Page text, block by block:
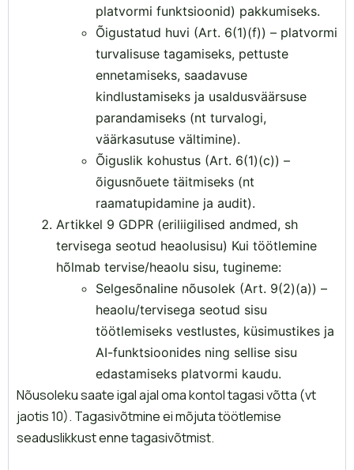
platvormi funktsioonid) pakkumiseks.
Õigustatud huvi (Art. 6(1)(f)) – platvormi
turvalisuse tagamiseks, pettuste
ennetamiseks, saadavuse
kindlustamiseks ja usaldusväärsuse
parandamiseks (nt turvalogi,
väärkasutuse vältimine).
Õiguslik kohustus (Art. 6(1)(c)) –
õigusnõuete täitmiseks (nt
raamatupidamine ja audit).
Artikkel 9 GDPR (eriliigilised andmed, sh
tervisega seotud heaolusisu) Kui töötlemine
hõlmab tervise/heaolu sisu, tugineme:
Selgesõnaline nõusolek (Art. 9(2)(a)) –
heaolu/tervisega seotud sisu
töötlemiseks vestlustes, küsimustikes ja
AI-funktsioonides ning sellise sisu
edastamiseks platvormi kaudu.
Nõusoleku saate igal ajal oma kontol tagasi võtta (vt
jaotis 10). Tagasivõtmine ei mõjuta töötlemise
seaduslikkust enne tagasivõtmist.